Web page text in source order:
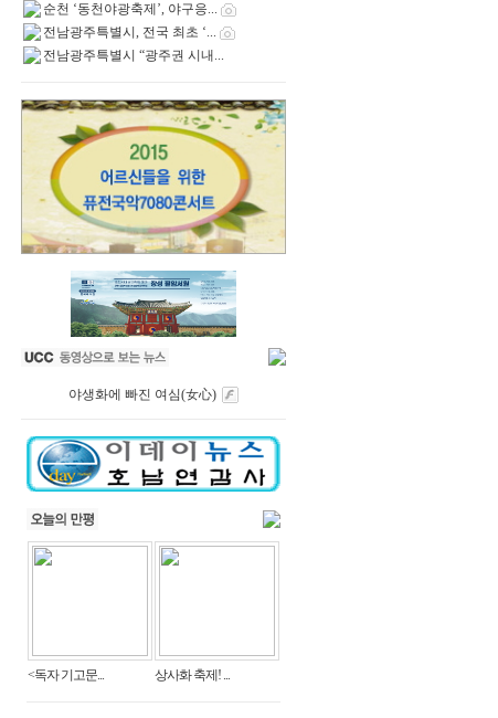
순천 ‘동천야광축제’, 야구응...
전남광주특별시, 전국 최초 ‘...
전남광주특별시 “광주권 시내...
야생화에 빠진 여심(女心)
<독자 기고문... 상사화 축제! ...